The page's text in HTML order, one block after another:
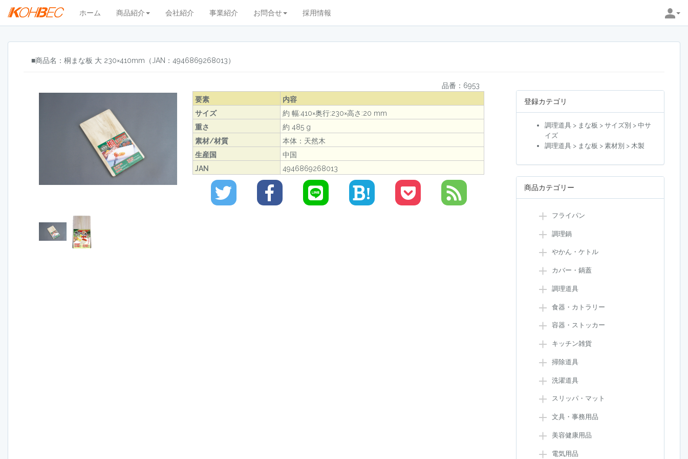
ホーム 商品紹介 会社紹介 事業紹介 お問合せ 採用情報
■商品名：桐まな板 大 230×410mm（JAN：4946869268013）
品番：6953
要素
内容
サイズ
約 幅:410×奥行:230×高さ:20 mm
重さ
約 485 g
素材/材質
本体：天然木
生産国
中国
JAN
4946869268013
!
登録カテゴリ
調理道具 > まな板 > サイズ別 > 中サ
イズ
調理道具 > まな板 > 素材別 > 木製
商品カテゴリー
フライパン
調理鍋
やかん・ケトル
カバー・鍋蓋
調理道具
食器・カトラリー
容器・ストッカー
キッチン雑貨
掃除道具
洗濯道具
スリッパ・マット
文具・事務用品
美容健康用品
電気用品